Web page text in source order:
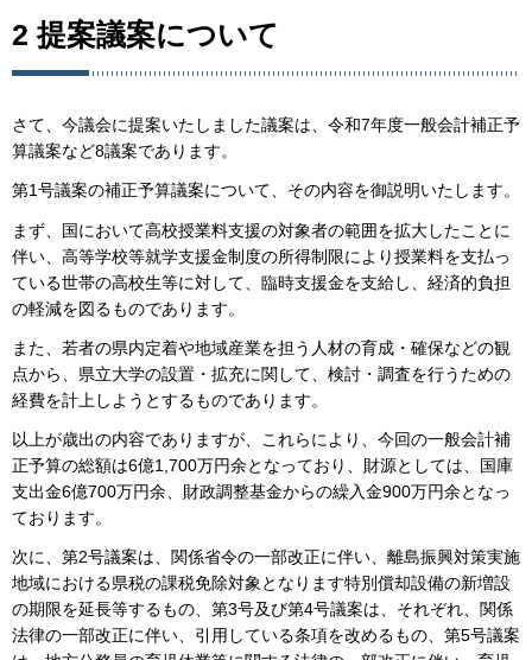
2 提案議案について
さて、今議会に提案いたしました議案は、令和7年度一般会計補正予
算議案など8議案であります。
第1号議案の補正予算議案について、その内容を御説明いたします。
まず、国において高校授業料支援の対象者の範囲を拡大したことに
伴い、高等学校等就学支援金制度の所得制限により授業料を支払っ
ている世帯の高校生等に対して、臨時支援金を支給し、経済的負担
の軽減を図るものであります。
また、若者の県内定着や地域産業を担う人材の育成・確保などの観
点から、県立大学の設置・拡充に関して、検討・調査を行うための
経費を計上しようとするものであります。
以上が歳出の内容でありますが、これらにより、今回の一般会計補
正予算の総額は6億1,700万円余となっており、財源としては、国庫
支出金6億700万円余、財政調整基金からの繰入金900万円余となっ
ております。
次に、第2号議案は、関係省令の一部改正に伴い、離島振興対策実施
地域における県税の課税免除対象となります特別償却設備の新増設
の期限を延長等するもの、第3号及び第4号議案は、それぞれ、関係
法律の一部改正に伴い、引用している条項を改めるもの、第5号議案